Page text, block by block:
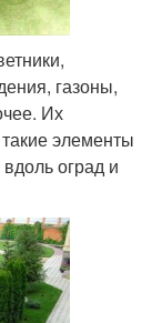
газоны,
Их
элементы
оград и